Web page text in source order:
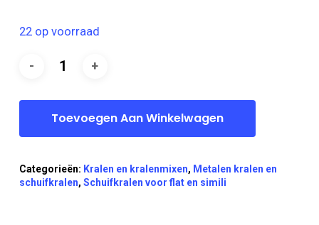
22 op voorraad
Toevoegen Aan Winkelwagen
Categorieën: Kralen en kralenmixen, Metalen kralen en
schuifkralen, Schuifkralen voor flat en simili